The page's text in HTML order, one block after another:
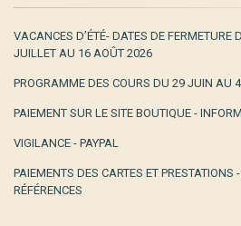
VACANCES D’ÉTÉ- DATES DE FERMETURE
JUILLET AU 16 AOÛT 2026
PROGRAMME DES COURS DU 29 JUIN AU
PAIEMENT SUR LE SITE BOUTIQUE -
VIGILANCE - PAYPAL
PAIEMENTS DES CARTES ET PRESTATIONS
RÉFÉRENCES